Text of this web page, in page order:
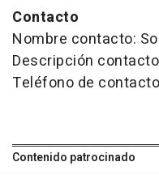
Contacto
Nombre contacto:
Descripción
Teléfono de
Contenido patrocinado